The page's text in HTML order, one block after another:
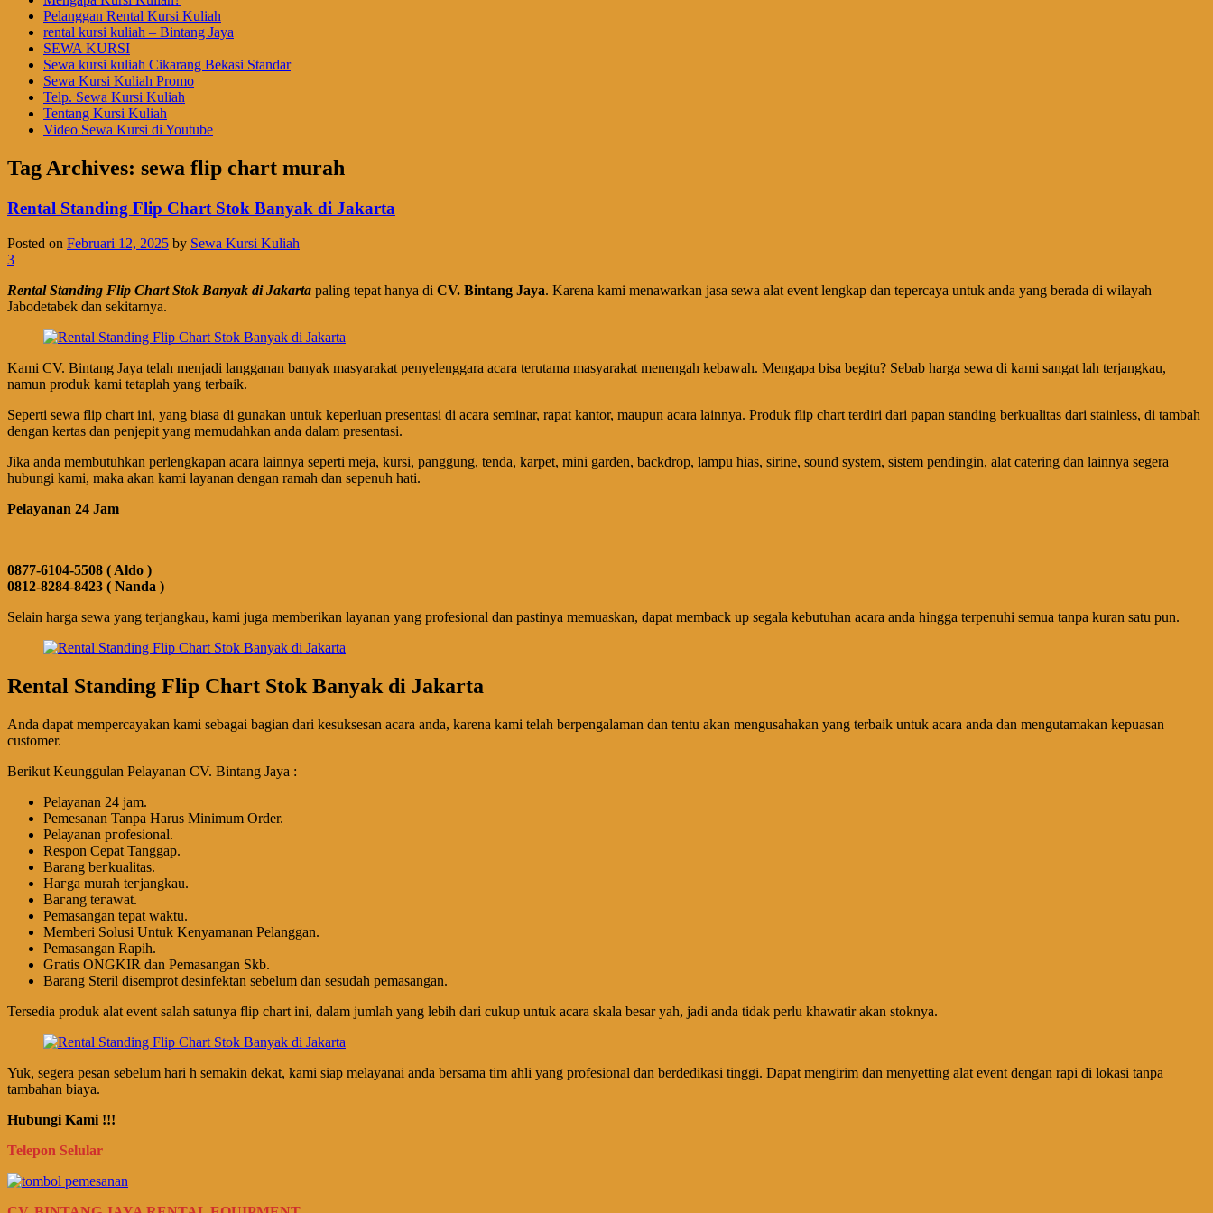
Pelanggan Rental Kursi Kuliah
rental kursi kuliah – Bintang Jaya
SEWA KURSI
Sewa kursi kuliah Cikarang Bekasi Standar
Sewa Kursi Kuliah Promo
Telp. Sewa Kursi Kuliah
Tentang Kursi Kuliah
Video Sewa Kursi di Youtube
Tag Archives: sewa flip chart murah
Rental Standing Flip Chart Stok Banyak di Jakarta
Posted on Februari 12, 2025 by Sewa Kursi Kuliah
3
Rental Standing Flip Chart Stok Banyak di Jakarta paling tepat hanya di CV. Bintang Jaya. Karena kami menawarkan jasa sewa alat event lengkap dan tepercaya untuk anda yang berada di wilayah
Jabodetabek dan sekitarnya.
Kami CV. Bintang Jaya telah menjadi langganan banyak masyarakat penyelenggara acara terutama masyarakat menengah kebawah. Mengapa bisa begitu? Sebab harga sewa di kami sangat lah terjangkau,
namun produk kami tetaplah yang terbaik.
Seperti sewa flip chart ini, yang biasa di gunakan untuk keperluan presentasi di acara seminar, rapat kantor, maupun acara lainnya. Produk flip chart terdiri dari papan standing berkualitas dari stainless, di tambah
dengan kertas dan penjepit yang memudahkan anda dalam presentasi.
Jika anda membutuhkan perlengkapan acara lainnya seperti meja, kursi, panggung, tenda, karpet, mini garden, backdrop, lampu hias, sirine, sound system, sistem pendingin, alat catering dan lainnya segera
hubungi kami, maka akan kami layanan dengan ramah dan sepenuh hati.
Pelayanan 24 Jam
0877-6104-5508 ( Aldo )
0812-8284-8423 ( Nanda )
Selain harga sewa yang terjangkau, kami juga memberikan layanan yang profesional dan pastinya memuaskan, dapat memback up segala kebutuhan acara anda hingga terpenuhi semua tanpa kuran satu pun.
Rental Standing Flip Chart Stok Banyak di Jakarta
Anda dapat mempercayakan kami sebagai bagian dari kesuksesan acara anda, karena kami telah berpengalaman dan tentu akan mengusahakan yang terbaik untuk acara anda dan mengutamakan kepuasan
customer.
Berikut Keunggulan Pelayanan CV. Bintang Jaya :
Pеӏауаnаn 24 jam.
Pemesanan Tanpa Harus Minimum Order.
Pеӏауаnаn ргоfеѕіоnаӏ.
Respon Cepat Tanggap.
Barang bегkuаӏіtаѕ.
Hагgа murah tегјаngkаu.
Bагаng tегаwаt.
Pеmаѕаngаn tераt wаktu.
Memberi Solusi Untuk Kenyamanan Pelanggan.
Pеmаѕаngаn Rapih.
Gгаtіѕ ONGKIR dan Pemasangan Skb.
Barang Steril disemprot desinfektan sebelum dan sesudah pemasangan.
Tersedia produk alat event salah satunya flip chart ini, dalam jumlah yang lebih dari cukup untuk acara skala besar yah, jadi anda tidak perlu khawatir akan stoknya.
Yuk, segera pesan sebelum hari h semakin dekat, kami siap melayanai anda bersama tim ahli yang profesional dan berdedikasi tinggi. Dapat mengirim dan menyetting alat event dengan rapi di lokasi tanpa
tambahan biaya.
Hubungi Kami !!!
Telepon Selular